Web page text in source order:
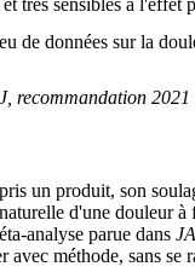
de données sur la
2021
un produit, son
d'une douleur
analyse parue dans
méthode, sans se